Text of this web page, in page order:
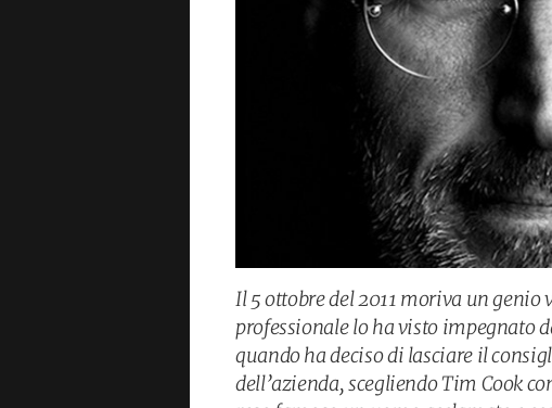
Il 5 ottobre del 2011 moriva un genio
professionale lo ha visto impegnato
quando ha deciso di lasciare il
dell’azienda, scegliendo Tim Cook